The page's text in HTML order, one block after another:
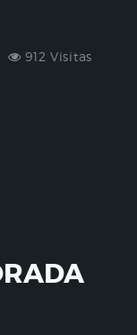
912 Visitas